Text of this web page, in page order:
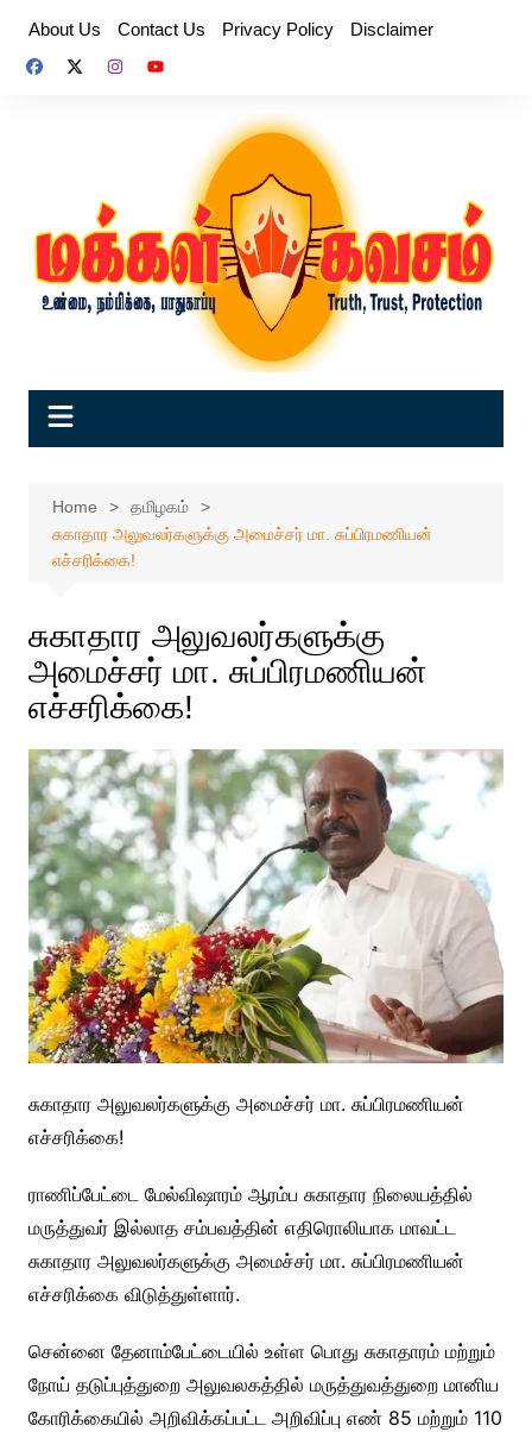
content
About Us Contact Us Privacy Policy Disclaimer
Home
தமிழகம்
சுகாதார அலுவலர்களுக்கு அமைச்சர் மா. சுப்பிரமணியன்
எச்சரிக்கை!
சுகாதார அலுவலர்களுக்கு
அமைச்சர் மா. சுப்பிரமணியன்
எச்சரிக்கை!
சுகாதார அலுவலர்களுக்கு அமைச்சர் மா. சுப்பிரமணியன்
எச்சரிக்கை!
ராணிப்பேட்டை மேல்விஷாரம் ஆரம்ப சுகாதார நிலையத்தில்
மருத்துவர் இல்லாத சம்பவத்தின் எதிரொலியாக மாவட்ட
சுகாதார அலுவலர்களுக்கு அமைச்சர் மா. சுப்பிரமணியன்
எச்சரிக்கை விடுத்துள்ளார்.
சென்னை தேனாம்பேட்டையில் உள்ள பொது சுகாதாரம் மற்றும்
நோய் தடுப்புத்துறை அலுவலகத்தில் மருத்துவத்துறை மானிய
கோரிக்கையில் அறிவிக்கப்பட்ட அறிவிப்பு எண் 85 மற்றும் 110